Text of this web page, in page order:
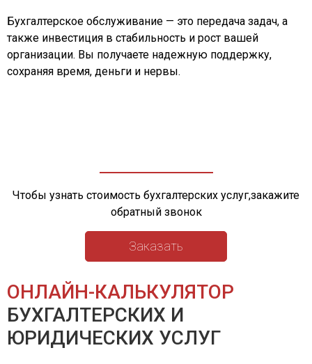
Бухгалтерское обслуживание — это передача задач, а
также инвестиция в стабильность и рост вашей
организации. Вы получаете надежную поддержку,
сохраняя время, деньги и нервы.
Чтобы узнать стоимость бухгалтерских услуг,закажите
обратный звонок
Заказать
ОНЛАЙН-КАЛЬКУЛЯТОР
БУХГАЛТЕРСКИХ И
ЮРИДИЧЕСКИХ УСЛУГ